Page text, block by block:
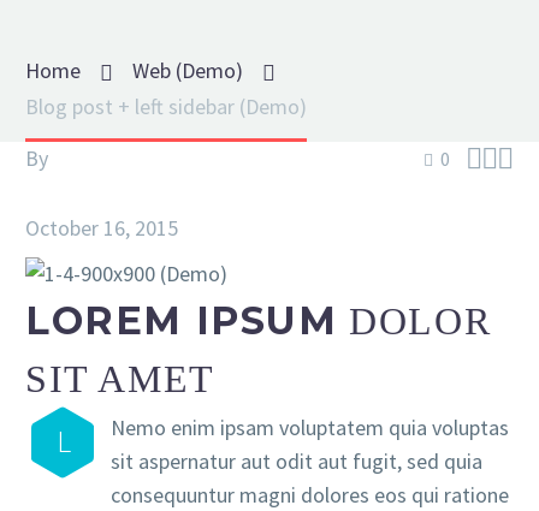
Home
Web (Demo)
Blog post + left sidebar (Demo)
0 
By
October 16, 2015
LOREM IPSUM DOLOR
SIT AMET
L
Nemo enim ipsam voluptatem quia voluptas
sit aspernatur aut odit aut fugit, sed quia
consequuntur magni dolores eos qui ratione